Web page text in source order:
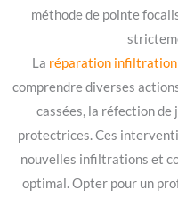
méthode de pointe
La réparation infiltration
comprendre diverses
cassées, la réfection de
protectrices. Ces
nouvelles infiltrations et
optimal. Opter pour un